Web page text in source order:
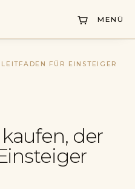
MENÜ
FÜR EINSTEIGER
der